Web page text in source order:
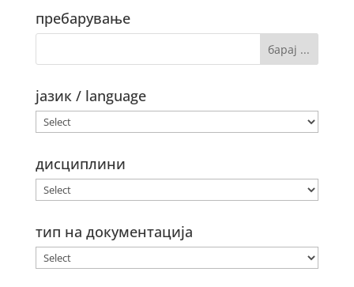
пребарување
јазик / language
дисциплини
тип на документација